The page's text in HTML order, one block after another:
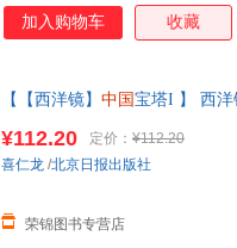
加入购物车 收藏
【【西洋镜】 中国 宝塔I 】 西
版图书 请放心下单，本店所有
¥112.20 定价： ¥112.20
荣锦图书专营店
喜仁龙 /北京日报出版社